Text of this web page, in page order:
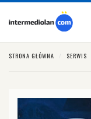
STRONA GŁÓWNA SERWIS